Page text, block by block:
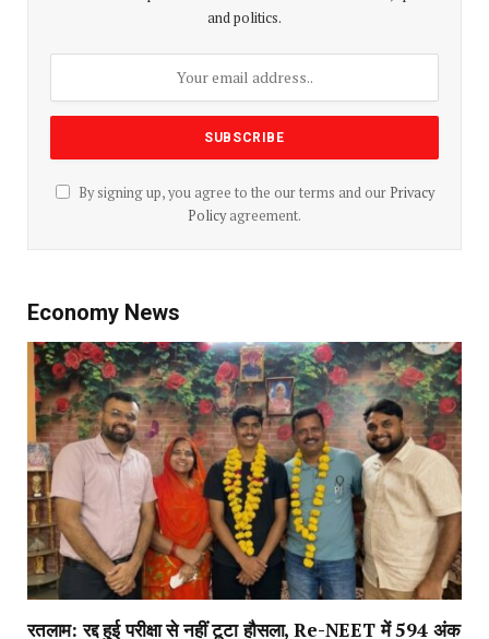
and politics.
By signing up, you agree to the our terms and our Privacy
Policyagreement.
Economy News
रतलाम: रद्द हुई परीक्षा से नहीं टूटा हौसला, Re-NEET में 594 अंक